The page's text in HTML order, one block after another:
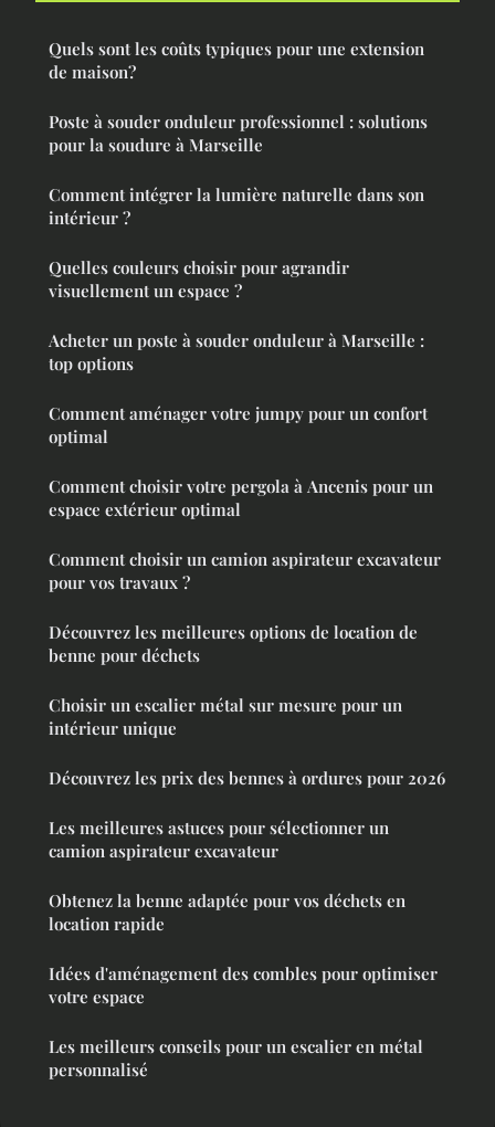
Quels sont les coûts typiques pour une extension
de maison?
Poste à souder onduleur professionnel : solutions
pour la soudure à Marseille
Comment intégrer la lumière naturelle dans son
intérieur ?
Quelles couleurs choisir pour agrandir
visuellement un espace ?
Acheter un poste à souder onduleur à Marseille :
top options
Comment aménager votre jumpy pour un confort
optimal
Comment choisir votre pergola à Ancenis pour un
espace extérieur optimal
Comment choisir un camion aspirateur excavateur
pour vos travaux ?
Découvrez les meilleures options de location de
benne pour déchets
Choisir un escalier métal sur mesure pour un
intérieur unique
Découvrez les prix des bennes à ordures pour 2026
Les meilleures astuces pour sélectionner un
camion aspirateur excavateur
Obtenez la benne adaptée pour vos déchets en
location rapide
Idées d'aménagement des combles pour optimiser
votre espace
Les meilleurs conseils pour un escalier en métal
personnalisé